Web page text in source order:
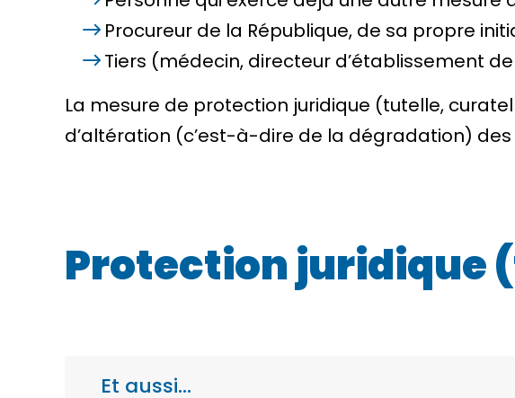
Procureur de la République, de sa propre
Tiers (médecin, directeur d’établissement
La mesure de protection juridique (tutelle,
d’altération (c’est-à-dire de la dégradation)
Protection juridique
Et aussi…